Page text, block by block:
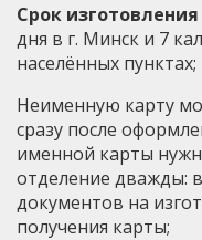
Срок
дня в г. Минск и 7
населённых пунктах;
Неименную карту
сразу после
именной карты
отделение дважды:
документов на
получения карты;